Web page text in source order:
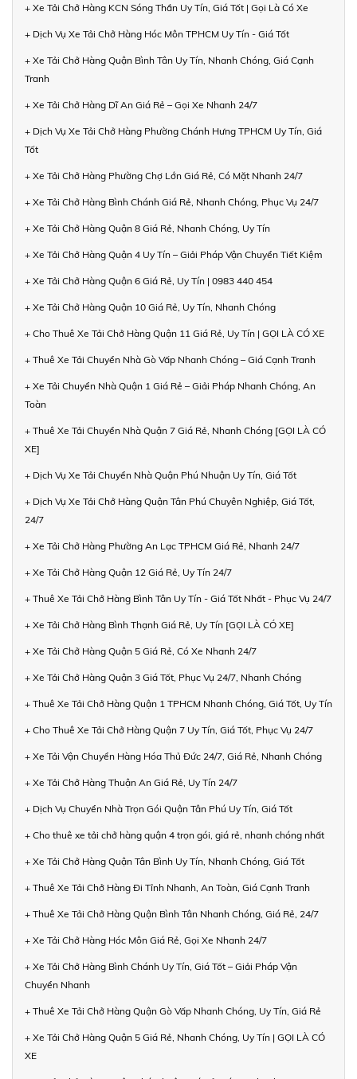
+ Xe Tải Chở Hàng KCN Sóng Thần Uy Tín, Giá Tốt | Gọi Là Có Xe
+ Dịch Vụ Xe Tải Chở Hàng Hóc Môn TPHCM Uy Tín - Giá Tốt
+ Xe Tải Chở Hàng Quận Bình Tân Uy Tín, Nhanh Chóng, Giá Cạnh
Tranh
+ Xe Tải Chở Hàng Dĩ An Giá Rẻ – Gọi Xe Nhanh 24/7
+ Dịch Vụ Xe Tải Chở Hàng Phường Chánh Hưng TPHCM Uy Tín, Giá
Tốt
+ Xe Tải Chở Hàng Phường Chợ Lớn Giá Rẻ, Có Mặt Nhanh 24/7
+ Xe Tải Chở Hàng Bình Chánh Giá Rẻ, Nhanh Chóng, Phục Vụ 24/7
+ Xe Tải Chở Hàng Quận 8 Giá Rẻ, Nhanh Chóng, Uy Tín
+ Xe Tải Chở Hàng Quận 4 Uy Tín – Giải Pháp Vận Chuyển Tiết Kiệm
+ Xe Tải Chở Hàng Quận 6 Giá Rẻ, Uy Tín | 0983 440 454
+ Xe Tải Chở Hàng Quận 10 Giá Rẻ, Uy Tín, Nhanh Chóng
+ Cho Thuê Xe Tải Chở Hàng Quận 11 Giá Rẻ, Uy Tín | GỌI LÀ CÓ XE
+ Thuê Xe Tải Chuyển Nhà Gò Vấp Nhanh Chóng – Giá Cạnh Tranh
+ Xe Tải Chuyển Nhà Quận 1 Giá Rẻ – Giải Pháp Nhanh Chóng, An
Toàn
+ Thuê Xe Tải Chuyển Nhà Quận 7 Giá Rẻ, Nhanh Chóng [GỌI LÀ CÓ
XE]
+ Dịch Vụ Xe Tải Chuyển Nhà Quận Phú Nhuận Uy Tín, Giá Tốt
+ Dịch Vụ Xe Tải Chở Hàng Quận Tân Phú Chuyên Nghiệp, Giá Tốt,
24/7
+ Xe Tải Chở Hàng Phường An Lạc TPHCM Giá Rẻ, Nhanh 24/7
+ Xe Tải Chở Hàng Quận 12 Giá Rẻ, Uy Tín 24/7
+ Thuê Xe Tải Chở Hàng Bình Tân Uy Tín - Giá Tốt Nhất - Phục Vụ 24/7
+ Xe Tải Chở Hàng Bình Thạnh Giá Rẻ, Uy Tín [GỌI LÀ CÓ XE]
+ Xe Tải Chở Hàng Quận 5 Giá Rẻ, Có Xe Nhanh 24/7
+ Xe Tải Chở Hàng Quận 3 Giá Tốt, Phục Vụ 24/7, Nhanh Chóng
+ Thuê Xe Tải Chở Hàng Quận 1 TPHCM Nhanh Chóng, Giá Tốt, Uy Tín
+ Cho Thuê Xe Tải Chở Hàng Quận 7 Uy Tín, Giá Tốt, Phục Vụ 24/7
+ Xe Tải Vận Chuyển Hàng Hóa Thủ Đức 24/7, Giá Rẻ, Nhanh Chóng
+ Xe Tải Chở Hàng Thuận An Giá Rẻ, Uy Tín 24/7
+ Dịch Vụ Chuyển Nhà Trọn Gói Quận Tân Phú Uy Tín, Giá Tốt
+ Cho thuê xe tải chở hàng quận 4 trọn gói, giá rẻ, nhanh chóng nhất
+ Xe Tải Chở Hàng Quận Tân Bình Uy Tín, Nhanh Chóng, Giá Tốt
+ Thuê Xe Tải Chở Hàng Đi Tỉnh Nhanh, An Toàn, Giá Cạnh Tranh
+ Thuê Xe Tải Chở Hàng Quận Bình Tân Nhanh Chóng, Giá Rẻ, 24/7
+ Xe Tải Chở Hàng Hóc Môn Giá Rẻ, Gọi Xe Nhanh 24/7
+ Xe Tải Chở Hàng Bình Chánh Uy Tín, Giá Tốt – Giải Pháp Vận
Chuyển Nhanh
+ Thuê Xe Tải Chở Hàng Quận Gò Vấp Nhanh Chóng, Uy Tín, Giá Rẻ
+ Xe Tải Chở Hàng Quận 5 Giá Rẻ, Nhanh Chóng, Uy Tín | GỌI LÀ CÓ
XE